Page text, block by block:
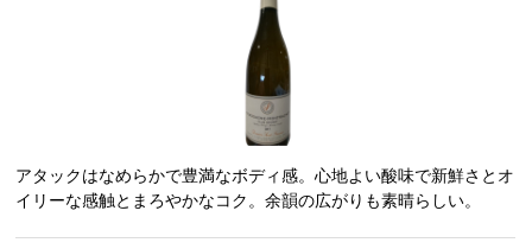
アタックはなめらかで豊満なボディ感。心地よい酸味で新鮮さとオ
イリーな感触とまろやかなコク。余韻の広がりも素晴らしい。